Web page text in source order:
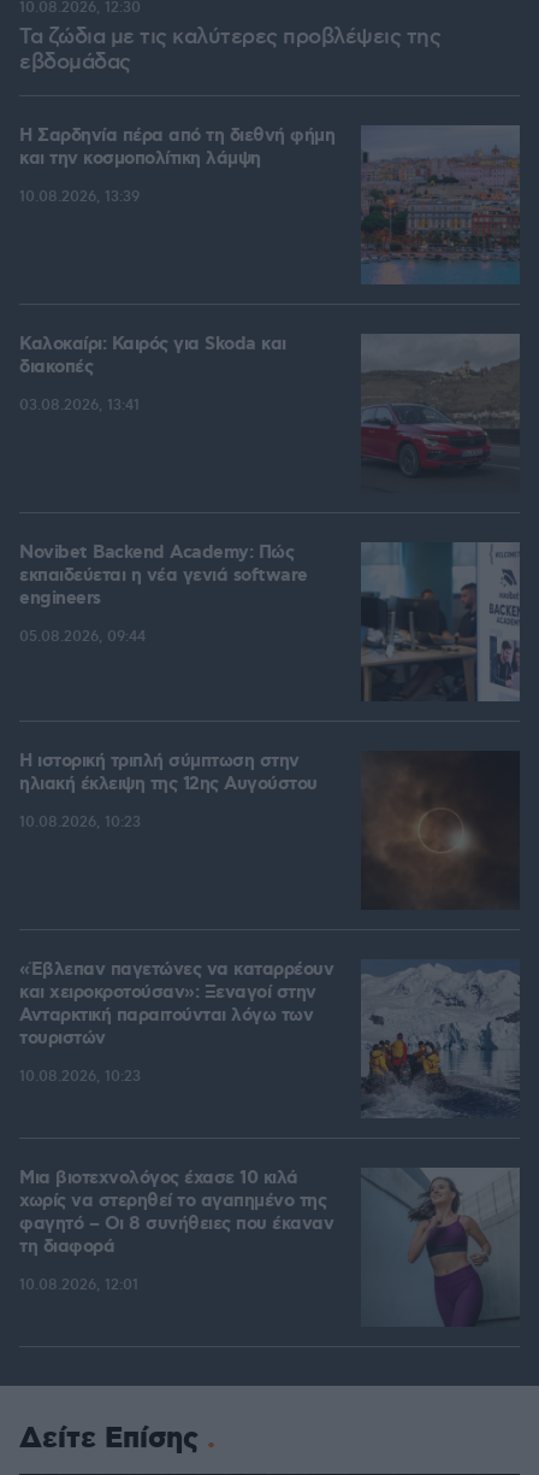
Τα ζώδια με τις καλύτερες προβλέψεις της
εβδομάδας
10.08.2026, 12:30
Η Σαρδηνία πέρα από τη διεθνή φήμη
και την κοσμοπολίτικη λάμψη
10.08.2026, 13:39
Καλοκαίρι: Καιρός για Skoda και
διακοπές
03.08.2026, 13:41
Novibet Backend Academy: Πώς
εκπαιδεύεται η νέα γενιά software
engineers
05.08.2026, 09:44
Η ιστορική τριπλή σύμπτωση στην
ηλιακή έκλειψη της 12ης Αυγούστου
10.08.2026, 10:23
«Έβλεπαν παγετώνες να καταρρέουν
και χειροκροτούσαν»: Ξεναγοί στην
Ανταρκτική παραιτούνται λόγω των
τουριστών
10.08.2026, 10:23
Μια βιοτεχνολόγος έχασε 10 κιλά
χωρίς να στερηθεί το αγαπημένο της
φαγητό – Οι 8 συνήθειες που έκαναν
τη διαφορά
10.08.2026, 12:01
Δείτε Επίσης